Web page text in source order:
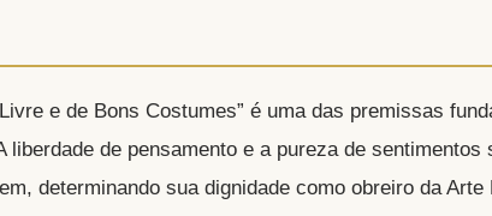
e de Bons Costumes” é uma das premissas
liberdade de pensamento e a pureza de sentimentos
determinando sua dignidade como obreiro da Arte